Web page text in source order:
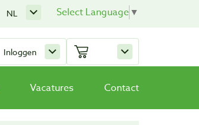
Select Language▼
NL
Inloggen
Vacatures Contact